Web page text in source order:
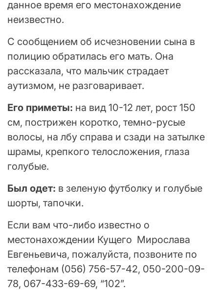
данное время его местонахождение
неизвестно.
С сообщением об исчезновении сына в
полицию обратилась его мать. Она
рассказала, что мальчик страдает
аутизмом, не разговаривает.
Его приметы: на вид 10-12 лет, рост 150
см, пострижен коротко, темно-русые
волосы, на лбу справа и сзади на затылке
шрамы, крепкого телосложения, глаза
голубые.
Был одет: в зеленую футболку и голубые
шорты, тапочки.
Если вам что-либо известно о
местонахождении Кущего Мирослава
Евгеньевича, пожалуйста, позвоните по
телефонам (056) 756-57-42, 050-200-09-
78, 067-433-69-69, “102”.